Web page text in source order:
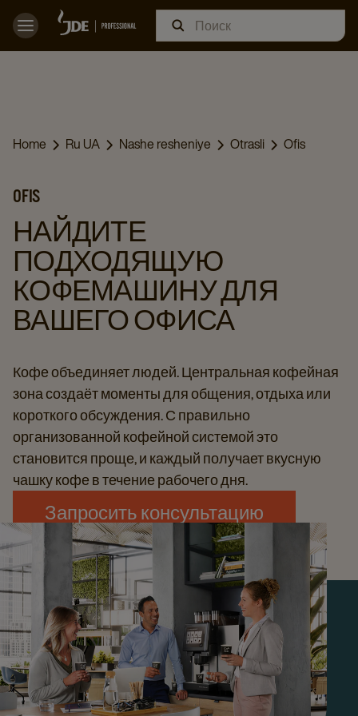
Home Ru UA Nashe resheniye Otrasli Ofis
OFIS
НАЙДИТЕ
ПОДХОДЯЩУЮ
КОФЕМАШИНУ ДЛЯ
ВАШЕГО ОФИСА
Кофе объединяет людей. Центральная кофейная
зона создаёт моменты для общения, отдыха или
короткого обсуждения. С правильно
организованной кофейной системой это
становится проще, и каждый получает вкусную
чашку кофе в течение рабочего дня.
Запросить консультацию